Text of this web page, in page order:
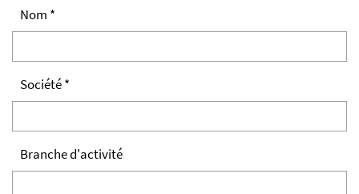
Nom *
Société *
Branche d'activité